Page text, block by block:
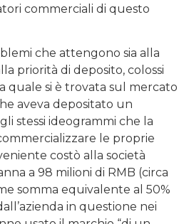
commerciali di questo
che attengono sia alla
priorità di deposito, colossi
quale si è trovata sul mercato
aveva depositato un
stessi ideogrammi che la
le proprie
costò alla società
a 98 milioni di RMB (circa
somma equivalente al 50%
in questione nei